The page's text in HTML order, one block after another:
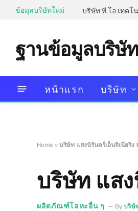
ข้อมุลบริษัทใหม่ บริษัท ที.โอ เทคโ
ฐานข้อมูลบริษั
หน้าแรก บริษัท
Home » บริษัท แสงนิรันดร์เอ็นจิเนียริ่ง
บริษัท แส
ผลิตภัณฑ์โลหะอื่น ๆ By บริษั